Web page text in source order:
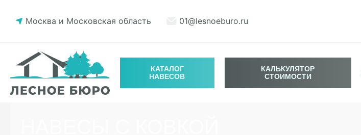
Москва и Московская область 01@lesnoeburo.ru
КАТАЛОГ
НАВЕСОВ
КАЛЬКУЛЯТОР
СТОИМОСТИ